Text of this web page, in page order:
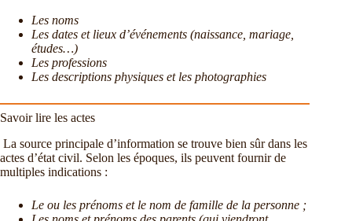
Les noms
Les dates et lieux d’événements (naissance, mariage,
études…)
Les professions
Les descriptions physiques et les photographies
Savoir lire les actes
La source principale d’information se trouve bien sûr dans les
actes d’état civil. Selon les époques, ils peuvent fournir de
multiples indications :
Le ou les prénoms et le nom de famille de la personne ;